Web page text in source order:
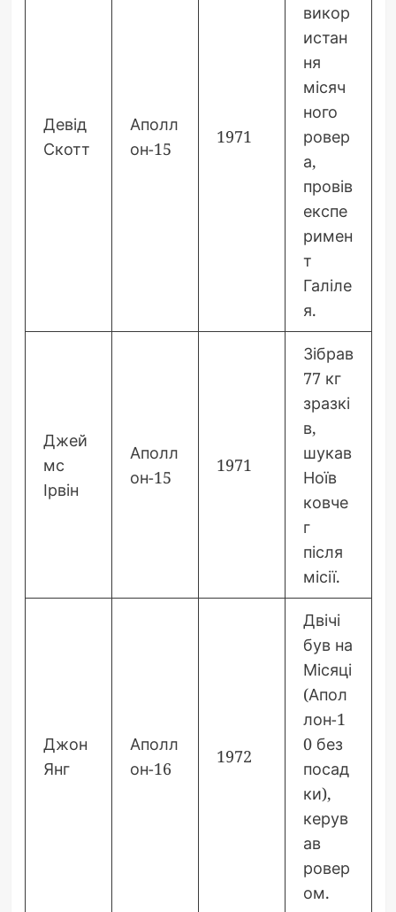
Девід
Скотт
Аполл
он-15
1971
викор
истан
ня
місяч
ного
ровер
а,
провів
експе
римен
т
Галіле
я.
Джей
мс
Ірвін
Аполл
он-15
1971
Зібрав
77 кг
зразкі
в,
шукав
Ноїв
ковче
г
після
місії.
Джон
Янг
Аполл
он-16
1972
Двічі
був на
Місяці
(Апол
лон-1
0 без
посад
ки),
керув
ав
ровер
ом.